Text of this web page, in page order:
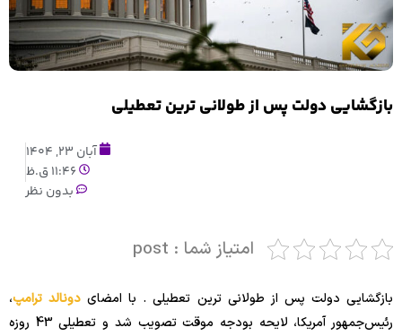
بازگشایی دولت پس از طولانی ترین تعطیلی
آبان 23, 1404
11:46 ق.ظ
بدون نظر
امتیاز شما : post
بازگشایی دولت پس از طولانی ترین تعطیلی . با امضای دونالد ترامپ،
رئیس‌جمهور آمریکا، لایحه بودجه موقت تصویب شد و تعطیلی 43 روزه